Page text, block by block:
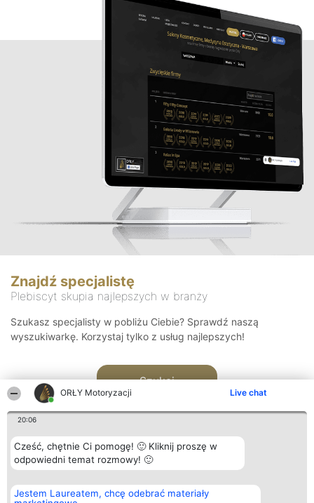
ORŁY Motoryzacji Live chat
20:06
Cześć, chętnie Ci pomogę! 🙂 Kliknij proszę w
odpowiedni temat rozmowy! 🙂
Jestem Laureatem, chcę odebrać materiały
Znajdź specjalistę
Plebiscyt skupia najlepszych w branży
Szukasz specjalisty w pobliżu Ciebie? Sprawdź naszą
wyszukiwarkę. Korzystaj tylko z usług najlepszych!
Szukaj
Organizator plebiscytu
Bright Side Solutions sp. z o.
Plebiscyt
Laureaci
Kontakt
Kontakt